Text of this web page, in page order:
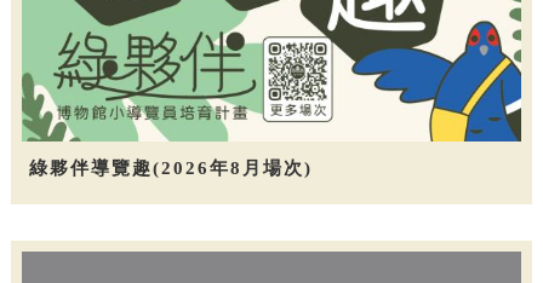
綠夥伴導覽趣(2026年8月場次)